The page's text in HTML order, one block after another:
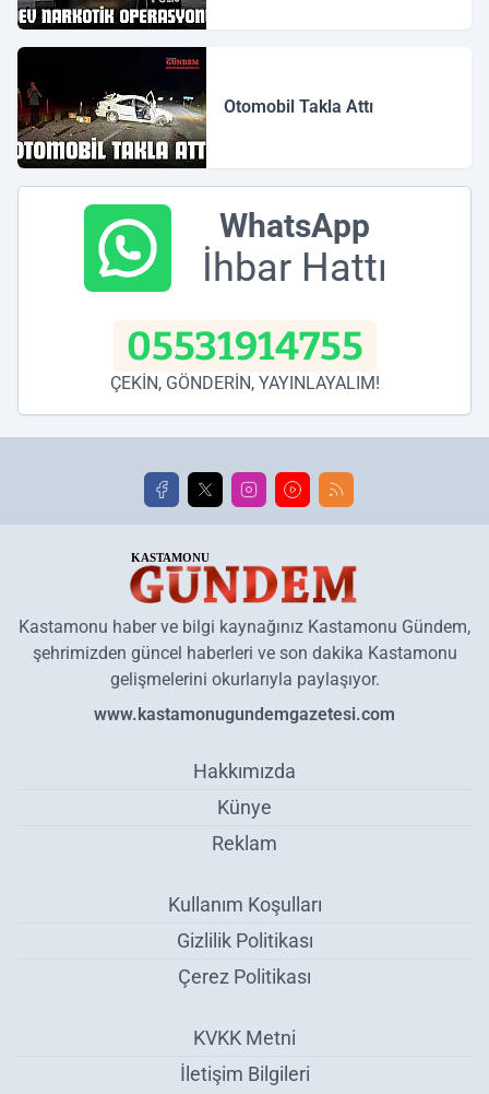
Otomobil Takla Attı
WhatsApp
İhbar Hattı
05531914755
ÇEKİN, GÖNDERİN, YAYINLAYALIM!
Kastamonu haber ve bilgi kaynağınız Kastamonu Gündem,
şehrimizden güncel haberleri ve son dakika Kastamonu
gelişmelerini okurlarıyla paylaşıyor.
www.kastamonugundemgazetesi.com
Hakkımızda
Künye
Reklam
Kullanım Koşulları
Gizlilik Politikası
Çerez Politikası
KVKK Metni
İletişim Bilgileri